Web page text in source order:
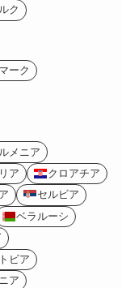
ク
ーク
メニア
ア
クロアチア
セルビア
ベラルーシ
ビア
ア